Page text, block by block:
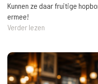
Kunnen ze daar fruitige
ermee!
Verder lezen